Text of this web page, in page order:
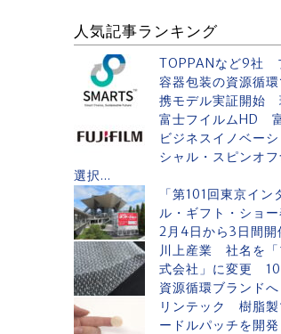
人気記事ランキング
TOPPANなど9社
容器包装の資源循
携モデル実証開始
富士フイルムHD
ビジネスイノベー
シャル・スピンオ
選択...
「第101回東京イン
ル・ギフト・ショ
2月4日から3日間開
川上産業 社名を「
式会社」に変更 10
資源循環ブランドへ
リンテック 樹脂製
ードルパッチを開